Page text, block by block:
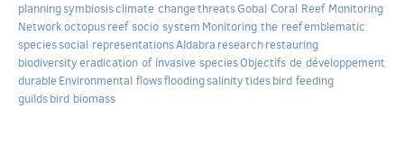
planningsymbiosisclimate changethreatsGobal Coral Reef Monitoring
Networkoctopusreef socio system Monitoring the reefemblematic
speciessocial representationsAldabra researchrestauring
biodiversityeradication of invasive speciesObjectifs de développement
durableEnvironmental flowsfloodingsalinitytidesbird feeding
guildsbird biomass